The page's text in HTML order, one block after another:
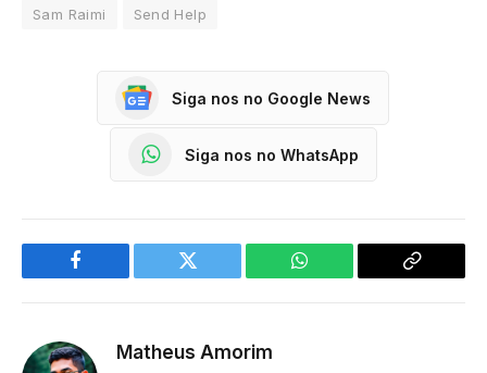
Sam Raimi Send Help
Siga nos no Google News
Siga nos no WhatsApp
Facebook Twitter WhatsApp
Copy
Matheus Amorim